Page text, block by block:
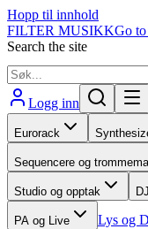
Hopp til innhold
FILTER MUSIKKGo to
Search the site
Logg inn
Eurorack
Sequencere og
Studio og opptak
PA og Live Lys og